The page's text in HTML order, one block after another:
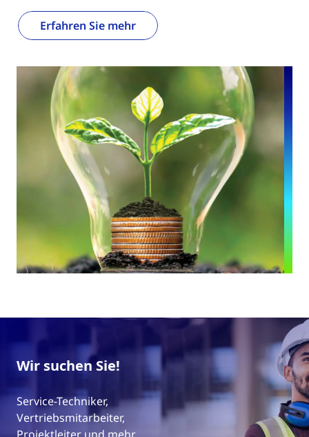
Erfahren Sie mehr
Wir suchen Sie!
Service-Techniker,
Vertriebsmitarbeiter,